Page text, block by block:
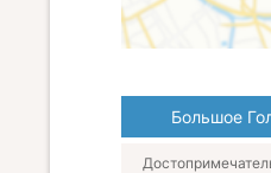
Большое